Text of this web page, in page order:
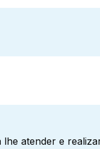
atender e